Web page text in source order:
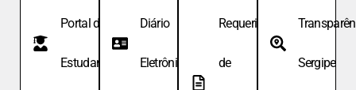
Portal do
Estudante
Diário
Eletrônico
Requeri.
de Sergipe